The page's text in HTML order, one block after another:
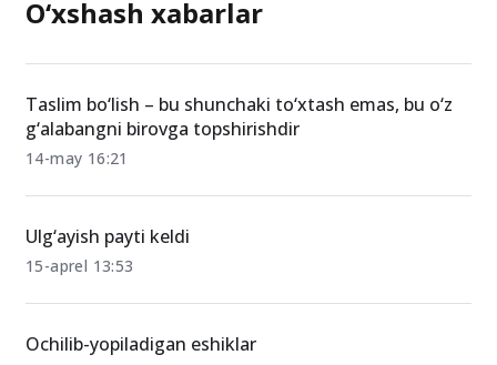
O‘xshash xabarlar
g‘alabangni birovga topshirishdir
14-may 16:21
Ulg‘ayish payti keldi
15-aprel 13:53